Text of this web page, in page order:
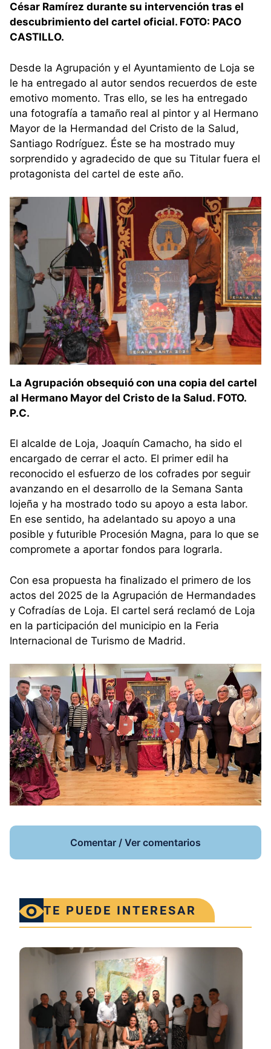
César Ramírez durante su intervención tras el
descubrimiento del cartel oficial. FOTO: PACO
CASTILLO.
Desde la Agrupación y el Ayuntamiento de Loja se
le ha entregado al autor sendos recuerdos de este
emotivo momento. Tras ello, se les ha entregado
una fotografía a tamaño real al pintor y al Hermano
Mayor de la Hermandad del Cristo de la Salud,
Santiago Rodríguez. Éste se ha mostrado muy
sorprendido y agradecido de que su Titular fuera el
protagonista del cartel de este año.
La Agrupación obsequió con una copia del cartel
al Hermano Mayor del Cristo de la Salud. FOTO.
P.C.
El alcalde de Loja, Joaquín Camacho, ha sido el
encargado de cerrar el acto. El primer edil ha
reconocido el esfuerzo de los cofrades por seguir
avanzando en el desarrollo de la Semana Santa
lojeña y ha mostrado todo su apoyo a esta labor.
En ese sentido, ha adelantado su apoyo a una
posible y futurible Procesión Magna, para lo que se
compromete a aportar fondos para lograrla.
Con esa propuesta ha finalizado el primero de los
actos del 2025 de la Agrupación de Hermandades
y Cofradías de Loja. El cartel será reclamó de Loja
en la participación del municipio en la Feria
Internacional de Turismo de Madrid.
Comentar / Ver comentarios
TE PUEDE INTERESAR